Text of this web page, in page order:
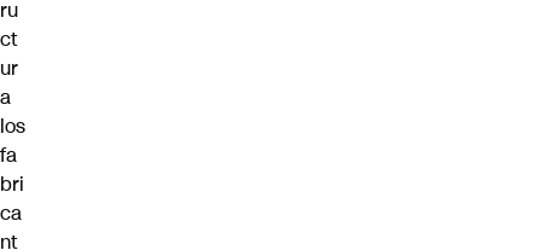
ru
ct
ur
a
los
fa
bri
ca
nt